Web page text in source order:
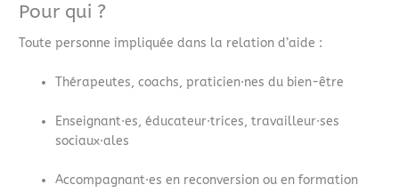
Pour qui ?
Toute personne impliquée dans la relation d’aide :
Thérapeutes, coachs, praticien·nes du bien-être
Enseignant·es, éducateur·trices, travailleur·ses
sociaux·ales
Accompagnant·es en reconversion ou en formation